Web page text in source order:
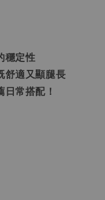
穩定性
舒適又顯腿長
常搭配！